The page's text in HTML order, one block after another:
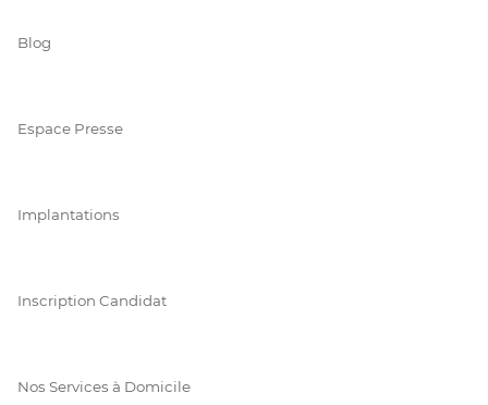
Blog
Espace Presse
Implantations
Inscription Candidat
Nos Services à Domicile